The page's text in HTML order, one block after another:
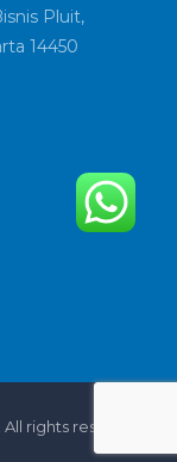
Pluit,
14450
. All rights reserved.